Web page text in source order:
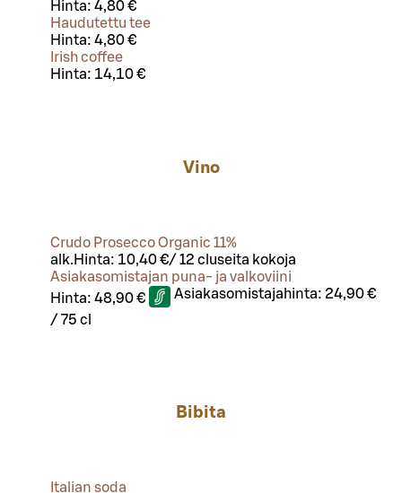
Hinta: 4,80 €
Haudutettu tee
Hinta: 4,80 €
Irish coffee
Hinta: 14,10 €
Vino
Crudo Prosecco Organic 11%
alk. Hinta: 10,40 €/ 12 cl useita kokoja
Asiakasomistajan puna- ja valkoviini
Hinta: 48,90 € Asiakasomistajahinta: 24,90 €
/ 75 cl
Bibita
Italian soda